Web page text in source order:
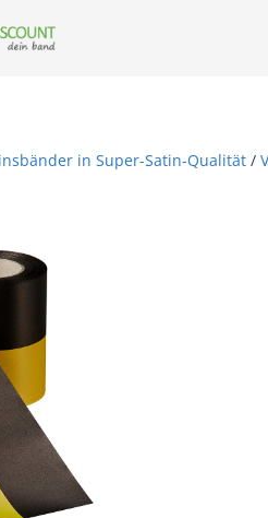
in Super-Satin-Qualität /